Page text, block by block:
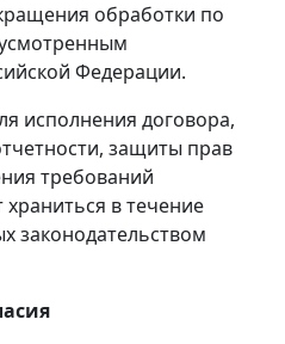
обработки по
Федерации.
исполнения договора,
защиты прав
требований
храниться в течение
законодательством